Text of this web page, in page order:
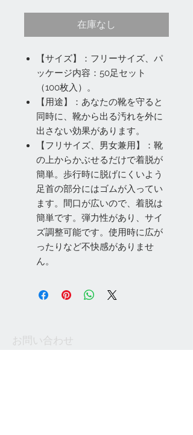
在庫なし
【サイズ】：フリーサイズ、パ
ッケージ内容：50足セット
（100枚入）。
【用途】：あなたの靴を守ると
同時に、靴から出る汚れを外に
出さない効果があります。
【フリサイズ、男女兼用】：靴
の上からかぶせるだけで着脱が
簡単。歩行時に脱げにくいよう
足首の部分にはゴムが入ってい
ます。間口が広いので、着脱は
簡単です。弾力性があり、サイ
ズ調整可能です。使用時に広が
ったりなど不快感がありませ
ん。
お問い合わせ